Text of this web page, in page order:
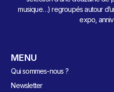
musique…) regroupés autour
expo,
MENU
Qui sommes-nous ?
Newsletter